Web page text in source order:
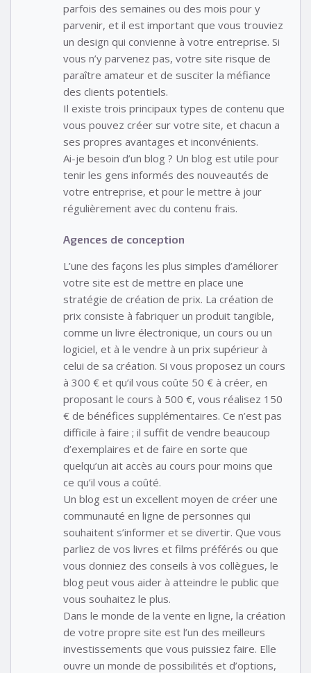
parfois des semaines ou des mois pour y
parvenir, et il est important que vous trouviez
un design qui convienne à votre entreprise. Si
vous n’y parvenez pas, votre site risque de
paraître amateur et de susciter la méfiance
des clients potentiels.
Il existe trois principaux types de contenu que
vous pouvez créer sur votre site, et chacun a
ses propres avantages et inconvénients.
Ai-je besoin d’un blog ? Un blog est utile pour
tenir les gens informés des nouveautés de
votre entreprise, et pour le mettre à jour
régulièrement avec du contenu frais.
Agences de conception
L’une des façons les plus simples d’améliorer
votre site est de mettre en place une
stratégie de création de prix. La création de
prix consiste à fabriquer un produit tangible,
comme un livre électronique, un cours ou un
logiciel, et à le vendre à un prix supérieur à
celui de sa création. Si vous proposez un cours
à 300 € et qu’il vous coûte 50 € à créer, en
proposant le cours à 500 €, vous réalisez 150
€ de bénéfices supplémentaires. Ce n’est pas
difficile à faire ; il suffit de vendre beaucoup
d’exemplaires et de faire en sorte que
quelqu’un ait accès au cours pour moins que
ce qu’il vous a coûté.
Un blog est un excellent moyen de créer une
communauté en ligne de personnes qui
souhaitent s’informer et se divertir. Que vous
parliez de vos livres et films préférés ou que
vous donniez des conseils à vos collègues, le
blog peut vous aider à atteindre le public que
vous souhaitez le plus.
Dans le monde de la vente en ligne, la création
de votre propre site est l’un des meilleurs
investissements que vous puissiez faire. Elle
ouvre un monde de possibilités et d’options,